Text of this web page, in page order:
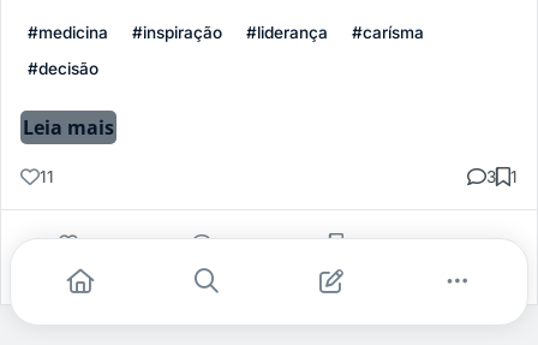
#medicina #inspiração #liderança
#carísma
#decisão
Leia mais
11 3 1
Gostei Comentar Salvar